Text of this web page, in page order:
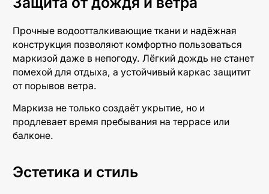
Прочные водоотталкивающие ткани и надёжная
конструкция позволяют комфортно пользоваться
маркизой даже в непогоду. Лёгкий дождь не станет
помехой для отдыха, а устойчивый каркас защитит
от порывов ветра.
Маркиза не только создаёт укрытие, но и
продлевает время пребывания на террасе или
балконе.
Эстетика и стиль